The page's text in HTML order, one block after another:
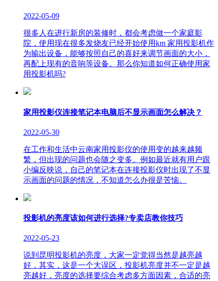
2022-05-09
很多人在进行新房的装修时，都会考虑做一个家庭影
院，使用现在很多发烧友已经开始使用km 家用投影机作
为输出设备，能够按照自己的喜好来调节画面的大小，
再配上现有的音响等设备。那么你知道如何正确使用家
用投影机吗?
家用投影仪连接笔记本电脑后不显示画面怎么解决？
2022-05-30
在工作和生活中云南家用投影仪的使用变的越来越频
繁，但出现的问题也会随之变多。例如最近就有用户跟
小编反映说，自己的笔记本在连接投影仪时出现了不显
示画面的问题的情况，不知道怎么办很是苦恼。
投影机的亮度该如何进行选择?专卖店教你技巧
2022-05-23
说到昆明投影机的亮度，大家一定觉得当然是越亮越
好，其实，这是一个大误区，投影机亮度并不一定是越
亮越好，亮度的选择要综合考虑多方面因素，合适的亮